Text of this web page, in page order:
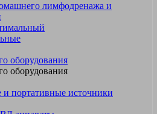
лимфодренажа и
оборудования
оборудования
портативные источники